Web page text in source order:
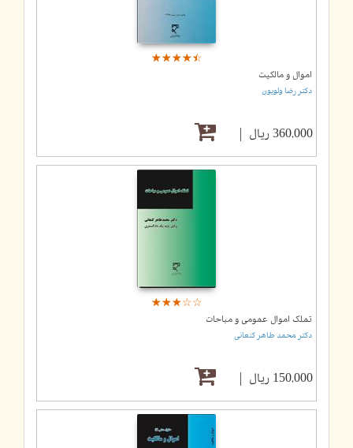
☆☆☆☆☆
★★★★★
اموال و مالکیت
دکتر رضا ولویون
360,000 ریال
☆☆☆☆☆
★★★★★
تملک اموال عمومی و مباحات
دکتر محمد طاهر کنعانی
150,000 ریال